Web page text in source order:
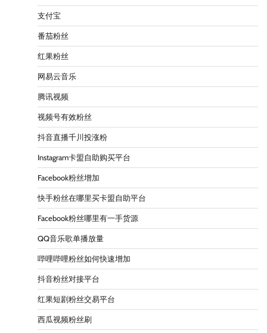
支付宝
番茄粉丝
红果粉丝
网易云音乐
腾讯视频
视频号有效粉丝
抖音直播千川投涨粉
Instagram卡盟自助购买平台
Facebook粉丝增加
快手粉丝在哪里买卡盟自助平台
Facebook粉丝哪里有一手货源
QQ音乐歌单播放量
哔哩哔哩粉丝如何快速增加
抖音粉丝对接平台
红果短剧粉丝交易平台
西瓜视频粉丝刷